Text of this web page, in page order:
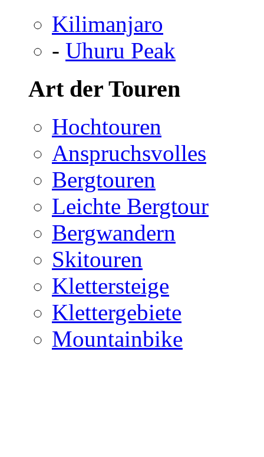
Kilimanjaro
- Uhuru Peak
Art der Touren
Hochtouren
Anspruchsvolles
Bergtouren
Leichte Bergtour
Bergwandern
Skitouren
Klettersteige
Klettergebiete
Mountainbike